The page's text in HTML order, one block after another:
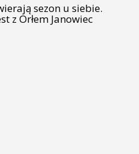
sezon u siebie.
z Orłem Janowiec